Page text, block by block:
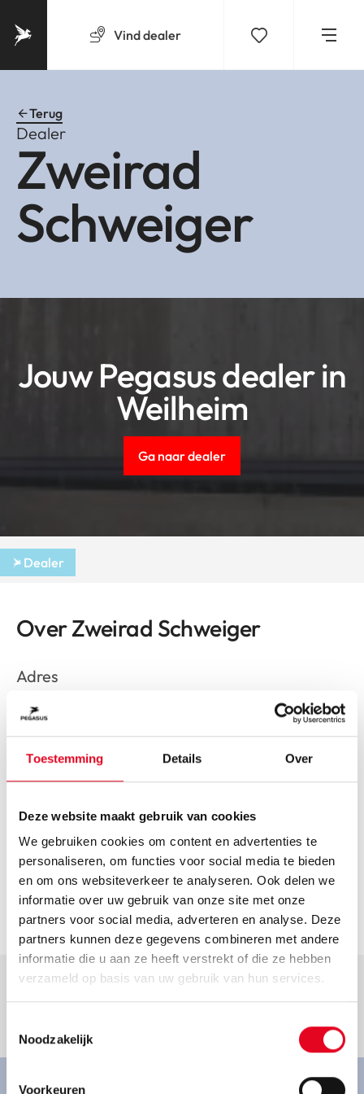
Toestemming Details Over
Deze website maakt gebruik van cookies
We gebruiken cookies om content en advertenties te
personaliseren, om functies voor social media te bieden
en om ons websiteverkeer te analyseren. Ook delen we
informatie over uw gebruik van onze site met onze
partners voor social media, adverteren en analyse. Deze
partners kunnen deze gegevens combineren met andere
informatie die u aan ze heeft verstrekt of die ze hebben
verzameld op basis van uw gebruik van hun services.
Noodzakelijk
Voorkeuren
Vinddealer
Terug
Dealer
Zweirad
Schweiger
Jouw Pegasus dealer in
Weilheim
Ga naar dealer
Dealer
Goed om te weten.
Over Zweirad Schweiger
Adres
Obere Stadt 63
Weilheim
Route plannen
Openingstijden
Helaas hebben we geen actuele openingstijden van deze
Contact
cs@schweiger.bike
Ga naar dealer